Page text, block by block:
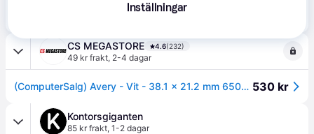
CS MEGASTORE 4.6(232)
49 kr frakt, 2-4 dagar
(ComputerSalg) Avery - Vit - 38.1 x 21.2 mm 6500 etikett (er) (100 ark x 65 etiketter för flera ändamål 530 kr
Kontorsgiganten
85 kr frakt, 1-2 dagar
Inställningar